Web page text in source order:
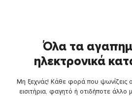
Όλα τα
ηλεκτρονικά
Μη ξεχνάς! Κάθε φορά που ψωνίζεις
εισιτήρια, φαγητό ή οτιδήποτε άλλο